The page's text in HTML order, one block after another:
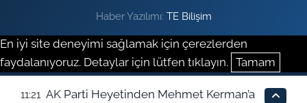
Haber Yazılımı: TE Bilişim
En iyi site deneyimi sağlamak için çerezlerden
faydalanıyoruz. Detaylar için lütfen tıklayın. Tamam
11:21 AK Parti Heyetinden Mehmet Kerman’a